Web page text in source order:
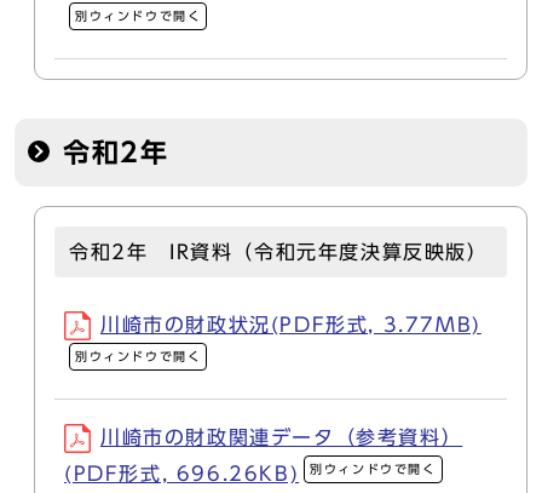
別ウィンドウで開く
令和2年
令和2年 IR資料（令和元年度決算反映版）
川崎市の財政状況(PDF形式, 3.77MB)
別ウィンドウで開く
川崎市の財政関連データ（参考資料）
(PDF形式, 696.26KB)
別ウィンドウで開く